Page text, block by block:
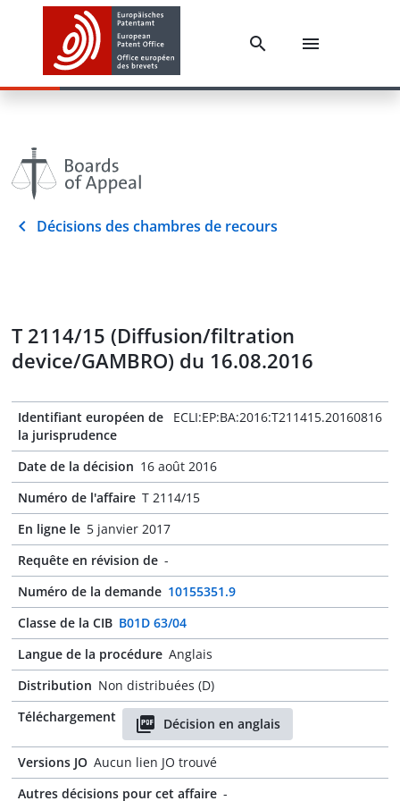
Décisions des chambres de recours
T 2114/15 (Diffusion/filtration
device/GAMBRO) du 16.08.2016
Identifiant européen de
la jurisprudence
ECLI:EP:BA:2016:T211415.20160816
Date de la décision 16 août 2016
Numéro de l'affaire T 2114/15
En ligne le 5 janvier 2017
Requête en révision de -
Numéro de la demande 10155351.9
Classe de la CIB B01D 63/04
Langue de la procédure Anglais
Distribution Non distribuées (D)
Téléchargement
Décision en anglais
Versions JO Aucun lien JO trouvé
Autres décisions pour cet affaire -